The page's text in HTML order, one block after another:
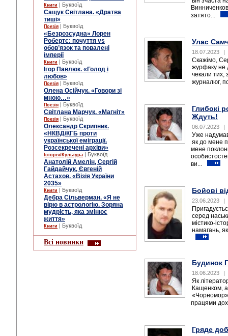
Книги | Буквоїд
Сащук Світлана. «Дратва
тиші»
Поезія | Буквоїд
«Безрозсудна» Лорен
Робертс: почуття vs
обов’язок та повалені
імперії
Книги | Буквоїд
Ігор Павлюк. «Голод і
любов»
Поезія | Буквоїд
Олена Осійчук. «Говори зі
мною…»
Поезія | Буквоїд
Світлана Марчук. «Магніт»
Поезія | Буквоїд
Олександр Скрипник.
«НКВД/КГБ проти
української еміграції.
Розсекречені архіви»
Історія/Культура | Буквоїд
Анатолій Амелін, Сергій
Гайдайчук, Євгеній
Астахов. «Візія України
2035»
Книги | Буквоїд
Дебра Сільверман. «Я не
вірю в астрологію. Зоряна
мудрість, яка змінює
життя»
Книги | Буквоїд
Всі новинки
затято...
Улас
18.07.2023 |
Скажімо,
журфаку не
чекали тих,
журналюг,
Глибокі
Ждуть!
06.07.2023 |
Уже
як до мене
мене
ви...
Бойові
23.06.2023 |
серед
містико-
намагань,
Будинок
18.06.2023 |
Як
Кащенком, а
працями
Гряде